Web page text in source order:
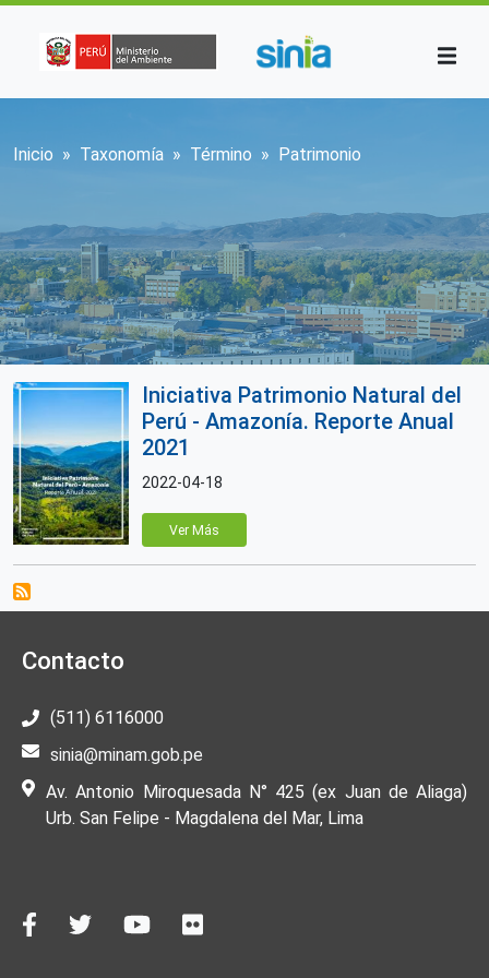
Sobrescribir enlaces de ayuda a la
Inicio Taxonomía Término Patrimonio
Iniciativa Patrimonio Natural del
Perú - Amazonía. Reporte Anual
2021
2022-04-18
Ver Más
Contacto
(511) 6116000
sinia@minam.gob.pe
Av. Antonio Miroquesada N° 425 (ex Juan de Aliaga)
Urb. San Felipe - Magdalena del Mar, Lima